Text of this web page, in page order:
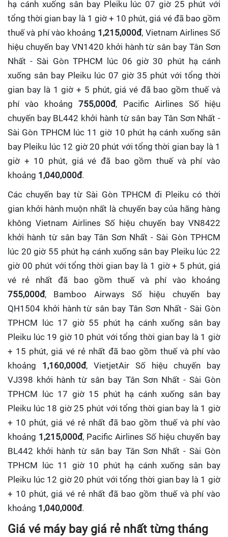
hạ cánh xuống sân bay Pleiku lúc 07 giờ 25 phút với
tổng thời gian bay là 1 giờ + 10 phút, giá vé đã bao gồm
thuế và phí vào khoảng 1,215,000đ, Vietnam Airlines Số
hiệu chuyến bay VN1420 khởi hành từ sân bay Tân Sơn
Nhất - Sài Gòn TPHCM lúc 06 giờ 30 phút hạ cánh
xuống sân bay Pleiku lúc 07 giờ 35 phút với tổng thời
gian bay là 1 giờ + 5 phút, giá vé đã bao gồm thuế và
phí vào khoảng755,000đ, Pacific Airlines Số hiệu
chuyến bay BL442 khởi hành từ sân bay Tân Sơn Nhất -
Sài Gòn TPHCM lúc 11 giờ 10 phút hạ cánh xuống sân
bay Pleiku lúc 12 giờ 20 phút với tổng thời gian bay là 1
giờ + 10 phút, giá vé đã bao gồm thuế và phí vào
khoảng 1,040,000đ.
Các chuyến bay từ Sài Gòn TPHCM đi Pleiku có thời
gian khởi hành muộn nhất là chuyến bay của hãng hàng
không Vietnam Airlines Số hiệu chuyến bay VN8422
khởi hành từ sân bay Tân Sơn Nhất - Sài Gòn TPHCM
lúc 20 giờ 55 phút hạ cánh xuống sân bay Pleiku lúc 22
giờ 00 phút với tổng thời gian bay là 1 giờ + 5 phút, giá
vé rẻ nhất đã bao gồm thuế và phí vào khoảng
755,000đ, Bamboo Airways Số hiệu chuyến bay
QH1504 khởi hành từ sân bay Tân Sơn Nhất - Sài Gòn
TPHCM lúc 17 giờ 55 phút hạ cánh xuống sân bay
Pleiku lúc 19 giờ 10 phút với tổng thời gian bay là 1 giờ
+ 15 phút, giá vé rẻ nhất đã bao gồm thuế và phí vào
khoảng 1,160,000đ, VietjetAir Số hiệu chuyến bay
VJ398 khởi hành từ sân bay Tân Sơn Nhất - Sài Gòn
TPHCM lúc 17 giờ 15 phút hạ cánh xuống sân bay
Pleiku lúc 18 giờ 25 phút với tổng thời gian bay là 1 giờ
+ 10 phút, giá vé rẻ nhất đã bao gồm thuế và phí vào
khoảng 1,215,000đ, Pacific Airlines Số hiệu chuyến bay
BL442 khởi hành từ sân bay Tân Sơn Nhất - Sài Gòn
TPHCM lúc 11 giờ 10 phút hạ cánh xuống sân bay
Pleiku lúc 12 giờ 20 phút với tổng thời gian bay là 1 giờ
+ 10 phút, giá vé rẻ nhất đã bao gồm thuế và phí vào
khoảng 1,040,000đ.
Giá vé máy bay giá rẻ nhất từng tháng